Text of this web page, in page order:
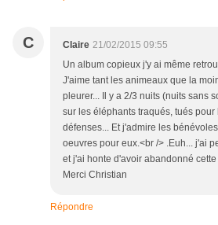
C Claire 21/02/2015 09:55
Un album copieux j'y ai même
J'aime tant les animeaux que la
pleurer... Il y a 2/3 nuits (nuits sans
sur les éléphants traqués, tués
défenses... Et j'admire les
oeuvres pour eux.<br /> .Euh... j'ai
et j'ai honte d'avoir abandonné
Merci Christian
Répondre